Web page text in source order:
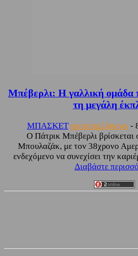
Μπέβερλι: Η γαλλική ομάδα
τη μεγάλη
ΜΠΑΣΚΕΤ sporting24news -
Ο Πάτρικ Μπέβερλι βρίσκεται
Μπουλαζάκ, με τον 38χρονο
ενδεχόμενο να συνεχίσει την
Διαβάστε